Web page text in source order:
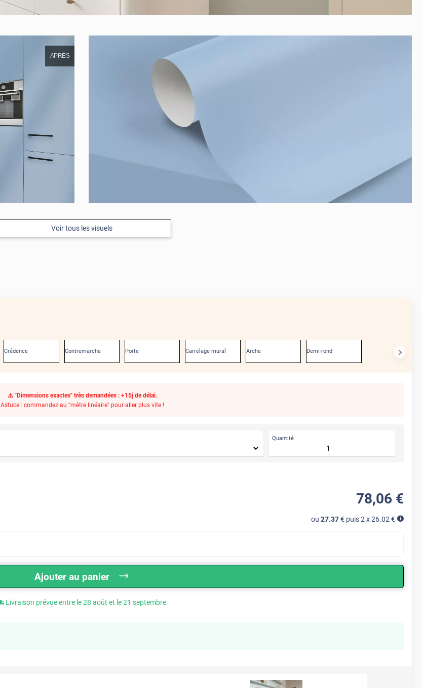
APRÈS
Voir tous les visuels
Crédence Contremarche Porte Carrelage mural Arche Demi-rond
⚠️ "Dimensions exactes" très demandées : +15j de délai.
Astuce : commandez au "mètre linéaire" pour aller plus vite !
Quantité
78,06 €
ou 27.37€ puis 2 x26.02 €
Ajouter au panier
Livraison prévue entre le 28 août et le 21 septembre